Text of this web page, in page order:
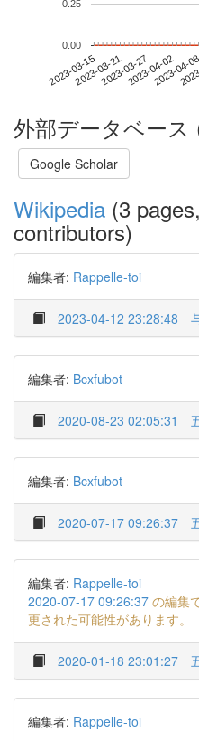
2023-03-152023-03-212023-03-272023-04-02
2023-04-
0.00
0.25
外部データベース
Google Scholar
Wikipedia (3
contributors)
編集者: Rappelle-toi
2023-04-12 23:28:48
編集者: Bcxfubot
2020-08-23 02:05:31
編集者: Bcxfubot
2020-07-17 09:26:37
編集者: Rappelle-toi
2020-07-17 09:26:37 の編集
更された可能性があります。
2020-01-18 23:01:27
編集者: Rappelle-toi